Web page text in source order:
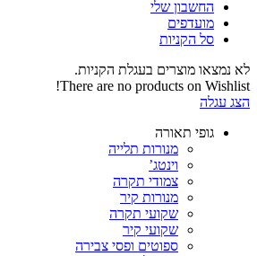
החשבון שלי‬
‫מועדפים‬‬
סל הקניות
לא נמצאו מוצרים בעגלת הקניות.
There are no products on Wishlist!
הצג עגלה
גופי תאורה
מנורות תלייה
וינטג’
צמודי תקרה
מנורות קיר
שקועי תקרה
שקועי קיר
ספוטים ופסי צבירה